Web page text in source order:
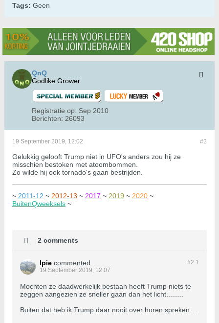
Tags: Geen
QnQ
Godlike Grower
Registratie op: Sep 2010
Berichten: 26093
#2
19 September 2019, 12:02
Gelukkig gelooft Trump niet in UFO's anders zou hij ze
misschien bestoken met atoombommen.
Zo wilde hij ook tornado's gaan bestrijden.
~ 2011-12 ~ 2012-13 ~ 2017 ~ 2019 ~ 2020 ~
BuitenQweeksels ~
2 comments
#2.1
Ipie commented
19 September 2019, 12:07
Mochten ze daadwerkelijk bestaan heeft Trump niets te
zeggen aangezien ze sneller gaan dan het licht.........
Buiten dat heb ik Trump daar nooit over horen spreken....